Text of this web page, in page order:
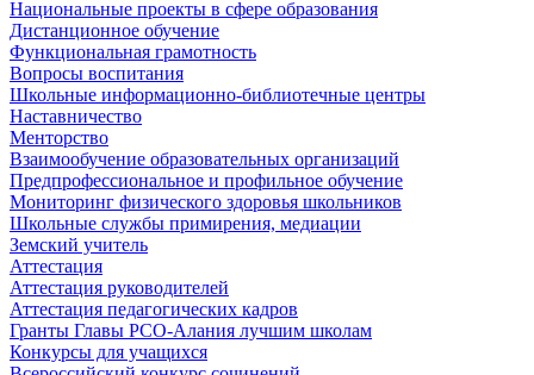
Национальные проекты в сфере образования
Дистанционное обучение
Функциональная грамотность
Вопросы воспитания
Школьные информационно-библиотечные центры
Наставничество
Менторство
Взаимообучение образовательных организаций
Предпрофессиональное и профильное обучение
Мониторинг физического здоровья школьников
Школьные службы примирения, медиации
Земский учитель
Аттестация
Аттестация руководителей
Аттестация педагогических кадров
Гранты Главы РСО-Алания лучшим школам
Конкурсы для учащихся